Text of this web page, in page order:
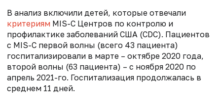
В анализ включили детей, которые отвечали
критериям MIS-C Центров по контролю и
профилактике заболеваний США (CDC). Пациентов
с MIS-C первой волны (всего 43 пациента)
госпитализировали в марте – октябре 2020 года,
второй волны (63 пациента) – с ноября 2020 по
апрель 2021-го. Госпитализация продолжалась в
среднем 11 дней.